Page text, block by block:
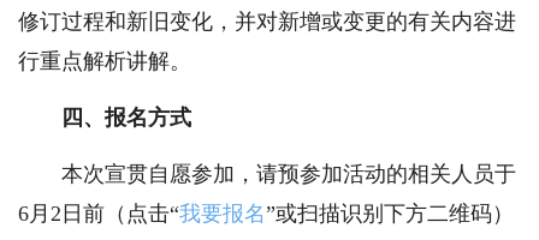
修订过程和新旧变化，并对新增或变更的有关内容进
行重点解析讲解。
四、报名方式
本次宣贯自愿参加，请预参加活动的相关人员于
6月2日前（点击“我要报名”或扫描识别下方二维码）